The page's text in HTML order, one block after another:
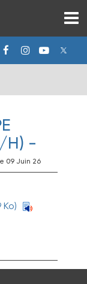
H) -
le 09 Juin 26
Ko)